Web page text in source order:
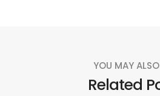
YOU MAY ALSO
Related